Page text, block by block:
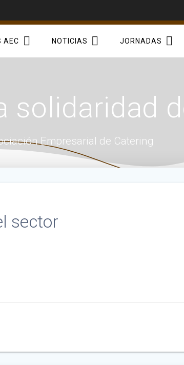
AEC NOTICIAS JORNADAS
solidaridad
Empresarial de Catering
sector